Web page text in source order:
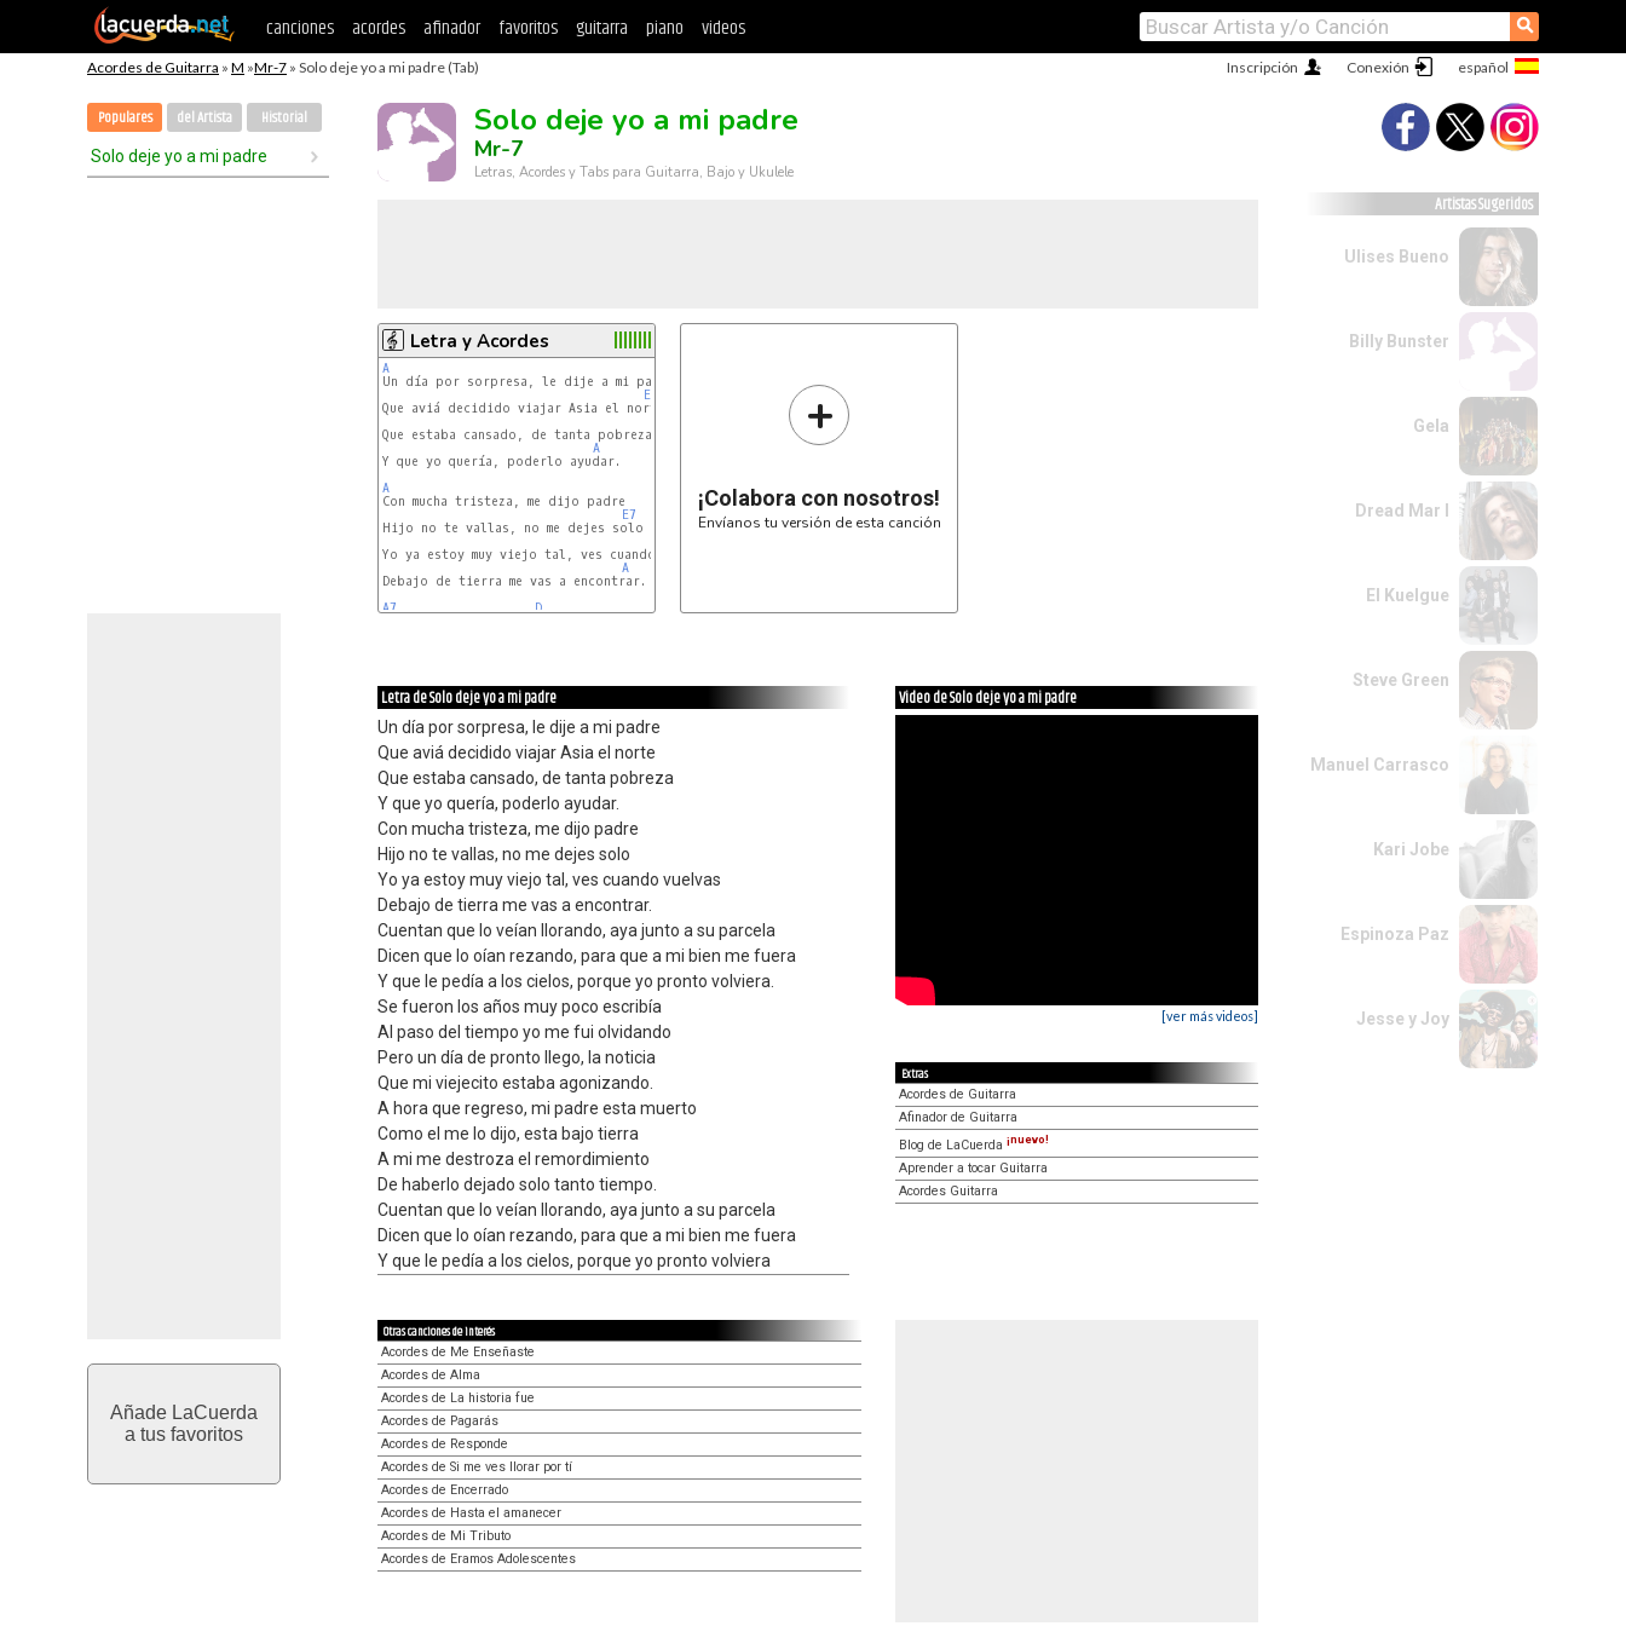
canciones acordes afinador favoritos guitarra piano videos ⚲
Acordes de Guitarra » M »Mr-7 » Solo deje yo a mi padre (Tab) Conexión
Inscripción
Populares del Artista Historial
Solo deje yo a mi padre
Añade LaCuerda
a tus favoritos
Solo deje yo a mi padre
Mr-7
Letras, Acordes y Tabs para Guitarra, Bajo y Ukulele
Letra y Acordes
A
E7
Que aviá decidido viajar Asia el norte
Que estaba cansado, de tanta pobreza
A
Y que yo quería, poderlo ayudar.
A
E7
Hijo no te vallas, no me dejes solo
Yo ya estoy muy viejo tal, ves cuando vuelvas
A
Debajo de tierra me vas a encontrar.
A7
D
+
¡Colabora con nosotros!
Envíanos tu versión de esta canción
Letra de Solo deje yo a mi padre
Un día por sorpresa, le dije a mi padre
Que aviá decidido viajar Asia el norte
Que estaba cansado, de tanta pobreza
Y que yo quería, poderlo ayudar.
Con mucha tristeza, me dijo padre
Hijo no te vallas, no me dejes solo
Yo ya estoy muy viejo tal, ves cuando vuelvas
Debajo de tierra me vas a encontrar.
Cuentan que lo veían llorando, aya junto a su parcela
Dicen que lo oían rezando, para que a mi bien me fuera
Y que le pedía a los cielos, porque yo pronto volviera.
Se fueron los años muy poco escribía
Al paso del tiempo yo me fui olvidando
Pero un día de pronto llego, la noticia
Que mi viejecito estaba agonizando.
A hora que regreso, mi padre esta muerto
Como el me lo dijo, esta bajo tierra
A mi me destroza el remordimiento
De haberlo dejado solo tanto tiempo.
Cuentan que lo veían llorando, aya junto a su parcela
Dicen que lo oían rezando, para que a mi bien me fuera
Y que le pedía a los cielos, porque yo pronto volviera
Video de Solo deje yo a mi padre
[ver más videos]
Extras
Acordes de Guitarra
Afinador de Guitarra
Blog de LaCuerda ¡nuevo!
Aprender a tocar Guitarra
Acordes Guitarra
Otras canciones de interés
Acordes de Me Enseñaste
Acordes de Alma
Acordes de La historia fue
Acordes de Pagarás
Acordes de Responde
Acordes de Si me ves llorar por tí
Acordes de Encerrado
Acordes de Hasta el amanecer
Acordes de Mi Tributo
Acordes de Eramos Adolescentes
Artistas Sugeridos
Ulises Bueno
Billy Bunster
Gela
Dread Mar I
El Kuelgue
Steve Green
Manuel Carrasco
Kari Jobe
Espinoza Paz
Jesse y Joy